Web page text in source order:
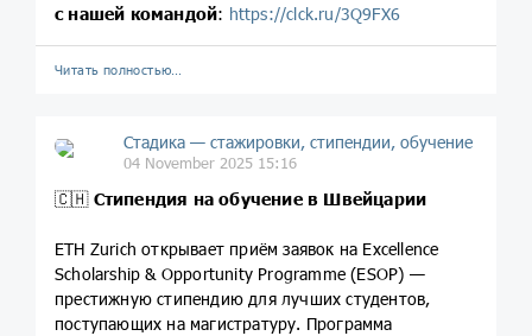
с нашей командой: https://clck.ru/3Q9FX6
Читать полностью…
Стадика — стажировки, стипендии, обучение
04 November 2025 15:16
🇨🇭 Стипендия на обучение в Швейцарии
ETH Zurich открывает приём заявок на Excellence
Scholarship & Opportunity Programme (ESOP) —
престижную стипендию для лучших студентов,
поступающих на магистратуру. Программа